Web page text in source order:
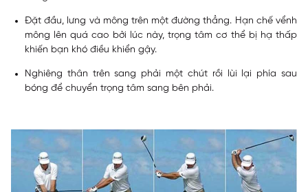
Đặt đầu, lưng và mông trên một đường thẳng. Hạn chế vểnh
mông lên quá cao bởi lúc này, trọng tâm cơ thể bị hạ thấp
khiến bạn khó điều khiển gậy.
Nghiêng thân trên sang phải một chút rồi lùi lại phía sau
bóng để chuyển trọng tâm sang bên phải.